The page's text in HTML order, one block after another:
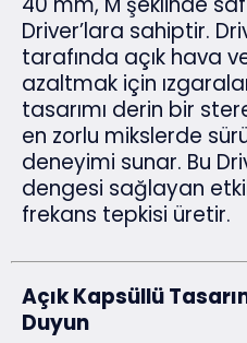
Driver’lara sahiptir.
tarafında açık hava
azaltmak için
tasarımı derin bir
en zorlu mikslerde
deneyimi sunar. Bu
dengesi sağlayan
frekans tepkisi üretir.
Açık Kapsüllü
Duyun